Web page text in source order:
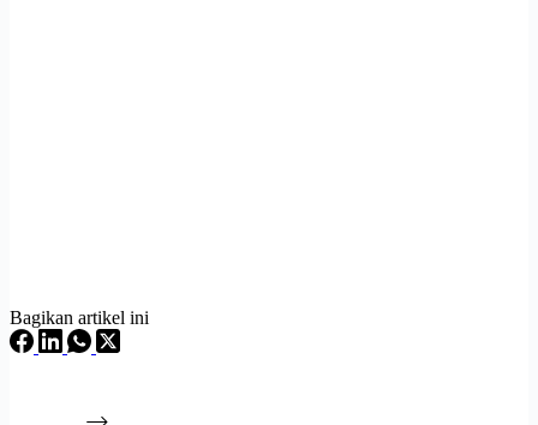
Bagikan artikel ini